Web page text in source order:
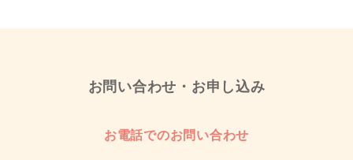
お問い合わせ・お申し込み
お電話でのお問い合わせ